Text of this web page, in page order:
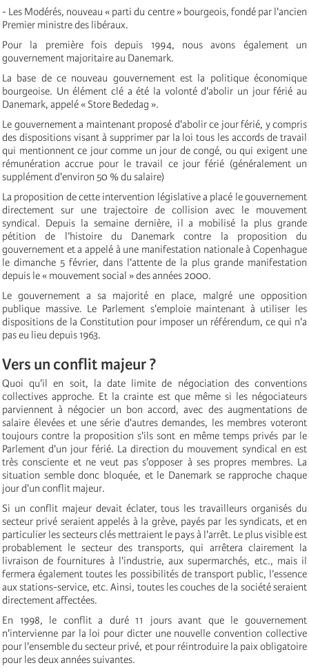
- Les Modérés, nouveau « parti du centre » bourgeois, fondé par l'ancien
Premier ministre des libéraux.
Pour la première fois depuis 1994, nous avons également un
gouvernement majoritaire au Danemark.
La base de ce nouveau gouvernement est la politique économique
bourgeoise. Un élément clé a été la volonté d'abolir un jour férié au
Danemark, appelé « Store Bededag ».
Le gouvernement a maintenant proposé d'abolir ce jour férié, y compris
des dispositions visant à supprimer par la loi tous les accords de travail
qui mentionnent ce jour comme un jour de congé, ou qui exigent une
rémunération accrue pour le travail ce jour férié (généralement un
supplément d'environ 50 % du salaire)
La proposition de cette intervention législative a placé le gouvernement
directement sur une trajectoire de collision avec le mouvement
syndical. Depuis la semaine dernière, il a mobilisé la plus grande
pétition de l’histoire du Danemark contre la proposition du
gouvernement et a appelé à une manifestation nationale à Copenhague
le dimanche 5 février, dans l'attente de la plus grande manifestation
depuis le « mouvement social » des années 2000.
Le gouvernement a sa majorité en place, malgré une opposition
publique massive. Le Parlement s'emploie maintenant à utiliser les
dispositions de la Constitution pour imposer un référendum, ce qui n'a
pas eu lieu depuis 1963.
Vers un conflit majeur ?
Quoi qu'il en soit, la date limite de négociation des conventions
collectives approche. Et la crainte est que même si les négociateurs
parviennent à négocier un bon accord, avec des augmentations de
salaire élevées et une série d'autres demandes, les membres voteront
toujours contre la proposition s'ils sont en même temps privés par le
Parlement d'un jour férié. La direction du mouvement syndical en est
très consciente et ne veut pas s'opposer à ses propres membres. La
situation semble donc bloquée, et le Danemark se rapproche chaque
jour d'un conflit majeur.
Si un conflit majeur devait éclater, tous les travailleurs organisés du
secteur privé seraient appelés à la grève, payés par les syndicats, et en
particulier les secteurs clés mettraient le pays à l'arrêt. Le plus visible est
probablement le secteur des transports, qui arrêtera clairement la
livraison de fournitures à l'industrie, aux supermarchés, etc., mais il
fermera également toutes les possibilités de transport public, l’essence
aux stations-service, etc. Ainsi, toutes les couches de la société seraient
directement affectées.
En 1998, le conflit a duré 11 jours avant que le gouvernement
n'intervienne par la loi pour dicter une nouvelle convention collective
pour l'ensemble du secteur privé, et pour réintroduire la paix obligatoire
pour les deux années suivantes.